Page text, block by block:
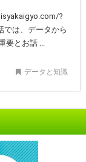
?
では、データから
要とお話 ...
データと知識